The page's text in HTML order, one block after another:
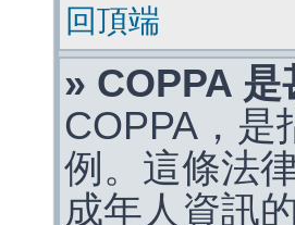
回頂端
» COPPA 是
COPPA，是
例。這條法
成年人資訊